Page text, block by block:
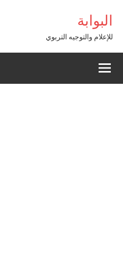
contenu
البوابة
للإعلام والتوجيه التربوي